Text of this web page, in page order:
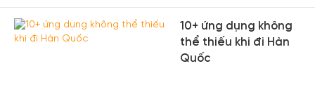
10+ ứng dụng không
thể thiếu khi đi Hàn
Quốc